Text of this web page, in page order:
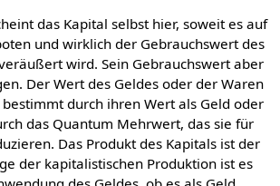
das Kapital selbst hier, soweit es auf
und wirklich der Gebrauchswert des
wird. Sein Gebrauchswert aber
Der Wert des Geldes oder der Waren
durch ihren Wert als Geld oder
das Quantum Mehrwert, das sie für
Das Produkt des Kapitals ist der
der kapitalistischen Produktion ist es